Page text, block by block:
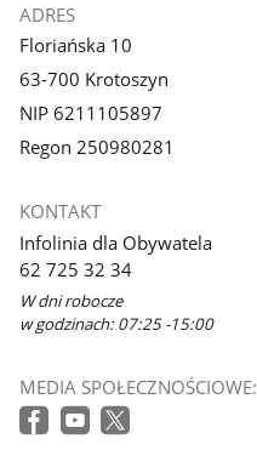
ADRES
Floriańska 10
63-700 Krotoszyn
NIP 6211105897
Regon 250980281
KONTAKT
Infolinia dla Obywatela
62 725 32 34
W dni robocze
w godzinach: 07:25 -15:00
MEDIA SPOŁECZNOŚCIOWE: